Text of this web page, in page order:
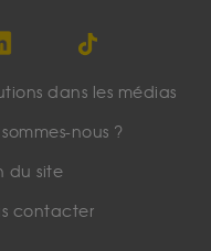
dans les médias
nous ?
du site
contacter